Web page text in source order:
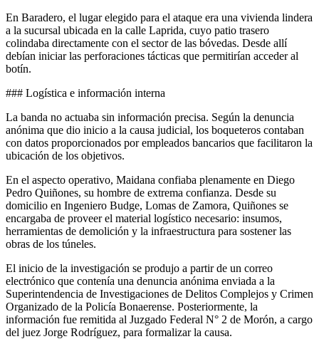
En Baradero, el lugar elegido para el ataque era una vivienda lindera
a la sucursal ubicada en la calle Laprida, cuyo patio trasero
colindaba directamente con el sector de las bóvedas. Desde allí
debían iniciar las perforaciones tácticas que permitirían acceder al
botín.
### Logística e información interna
La banda no actuaba sin información precisa. Según la denuncia
anónima que dio inicio a la causa judicial, los boqueteros contaban
con datos proporcionados por empleados bancarios que facilitaron la
ubicación de los objetivos.
En el aspecto operativo, Maidana confiaba plenamente en Diego
Pedro Quiñones, su hombre de extrema confianza. Desde su
domicilio en Ingeniero Budge, Lomas de Zamora, Quiñones se
encargaba de proveer el material logístico necesario: insumos,
herramientas de demolición y la infraestructura para sostener las
obras de los túneles.
El inicio de la investigación se produjo a partir de un correo
electrónico que contenía una denuncia anónima enviada a la
Superintendencia de Investigaciones de Delitos Complejos y Crimen
Organizado de la Policía Bonaerense. Posteriormente, la
información fue remitida al Juzgado Federal N° 2 de Morón, a cargo
del juez Jorge Rodríguez, para formalizar la causa.